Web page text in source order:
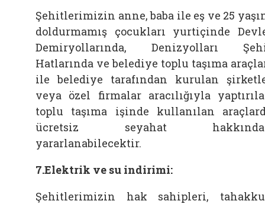
Şehitlerimizin anne, baba ile eş ve 25
doldurmamış çocukları yurtiçinde
Demiryollarında, Denizyolları
Hatlarında ve belediye toplu taşıma
ile belediye tarafından kurulan
veya özel firmalar aracılığıyla
toplu taşıma işinde kullanılan
ücretsiz seyahat
yararlanabilecektir.
7.Elektrik ve su indirimi:
Şehitlerimizin hak sahipleri,